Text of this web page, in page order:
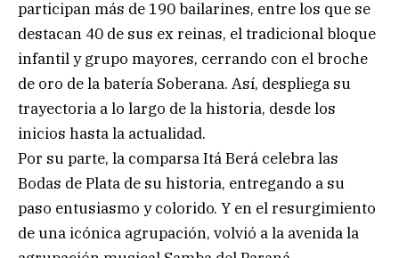
participan más de 190 bailarines, entre los que se
destacan 40 de sus ex reinas, el tradicional bloque
infantil y grupo mayores, cerrando con el broche
de oro de la batería Soberana. Así, despliega su
trayectoria a lo largo de la historia, desde los
inicios hasta la actualidad.
Por su parte, la comparsa Itá Berá celebra las
Bodas de Plata de su historia, entregando a su
paso entusiasmo y colorido. Y en el resurgimiento
de una icónica agrupación, volvió a la avenida la